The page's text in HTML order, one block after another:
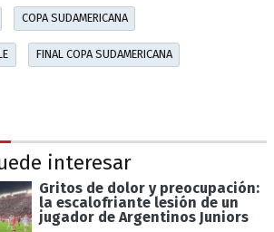
COPA SUDAMERICANA
FINAL COPA SUDAMERICANA
interesar
Gritos de dolor y preocupación:
la escalofriante lesión de un
jugador de Argentinos Juniors